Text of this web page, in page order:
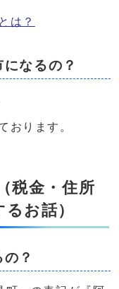
は？
なるの？
おります。
税金・住所
お話）
？